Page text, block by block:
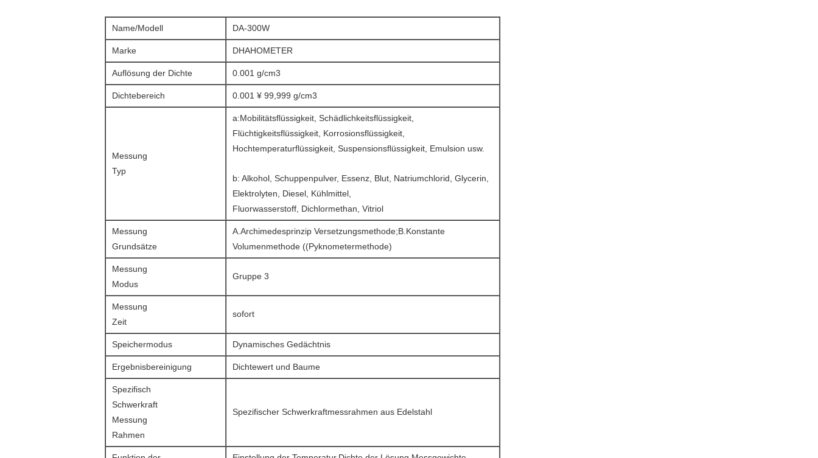
Name/Modell DA-300W
Marke DHAHOMETER
Auflösung der Dichte 0.001 g/cm3
Dichtebereich 0.001 ¥ 99,999 g/cm3
Messung
Typ
a:Mobilitätsflüssigkeit, Schädlichkeitsflüssigkeit,
Flüchtigkeitsflüssigkeit, Korrosionsflüssigkeit,
Hochtemperaturflüssigkeit, Suspensionsflüssigkeit, Emulsion usw.
b: Alkohol, Schuppenpulver, Essenz, Blut, Natriumchlorid, Glycerin,
Elektrolyten, Diesel, Kühlmittel,
Fluorwasserstoff, Dichlormethan, Vitriol
Messung
Grundsätze
A.Archimedesprinzip Versetzungsmethode;B.Konstante
Volumenmethode ((Pyknometermethode)
Messung
Modus
Gruppe 3
Messung
Zeit
sofort
Speichermodus Dynamisches Gedächtnis
Ergebnisbereinigung Dichtewert und Baume
Spezifisch
Schwerkraft
Messung
Rahmen
Spezifischer Schwerkraftmessrahmen aus Edelstahl